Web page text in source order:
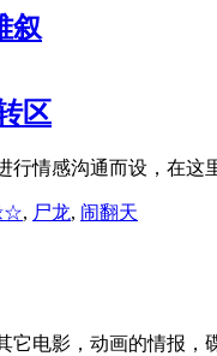
叙
区
行情感沟通而设，在这
☆, 尸龙, 闹翻天
它电影，动画的情报，